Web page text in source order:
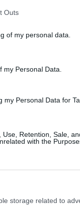
Outs
of my personal data.
Personal Data.
my Personal Data for
Retention, Sale,
with the
storage related to
e le tue foto